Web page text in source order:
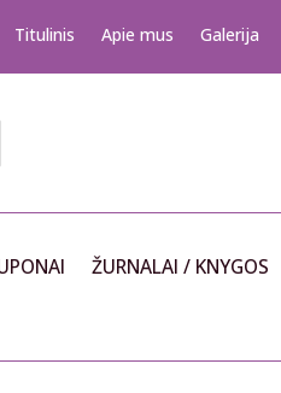
Titulinis Apie mus Galerija
ŽURNALAI / KNYGOS